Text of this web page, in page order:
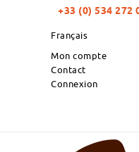
+33 (0) 534 272
Français
Mon compte
Contact
Connexion